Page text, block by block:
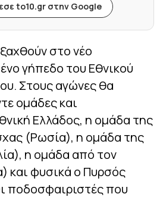
to10.gr στην Google
στο νέο
γήπεδο του Εθνικού
Στους αγώνες θα
ομάδες και
Ελλάδος, η ομάδα της
(Ρωσία), η ομάδα της
η ομάδα από τον
και φυσικά ο Πυρσός
ποδοσφαιριστές που